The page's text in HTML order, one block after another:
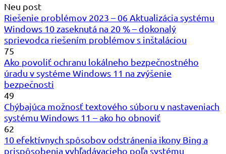
Neu post
Riešenie problémov 2023 – 06 Aktualizácia systému
Windows 10 zaseknutá na 20 % – dokonalý
sprievodca riešením problémov s inštaláciou
75
Ako povoliť ochranu lokálneho bezpečnostného
úradu v systéme Windows 11 na zvýšenie
bezpečnosti
49
Chýbajúca možnosť textového súboru v nastaveniach
systému Windows 11 – ako ho obnoviť
62
10 efektívnych spôsobov odstránenia ikony Bing a
prispôsobenia vyhľadávacieho poľa systému